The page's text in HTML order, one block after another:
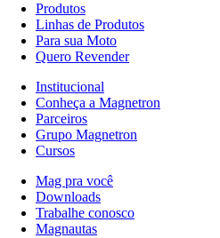
Produtos
Linhas de Produtos
Para sua Moto
Quero Revender
Institucional
Conheça a Magnetron
Parceiros
Grupo Magnetron
Cursos
Mag pra você
Downloads
Trabalhe conosco
Magnautas